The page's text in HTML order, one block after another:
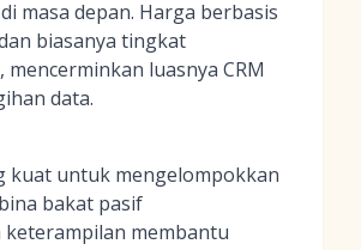
masa depan. Harga berbasis
biasanya tingkat
mencerminkan luasnya CRM
data.
kuat untuk mengelompokkan
bakat pasif
keterampilan membantu